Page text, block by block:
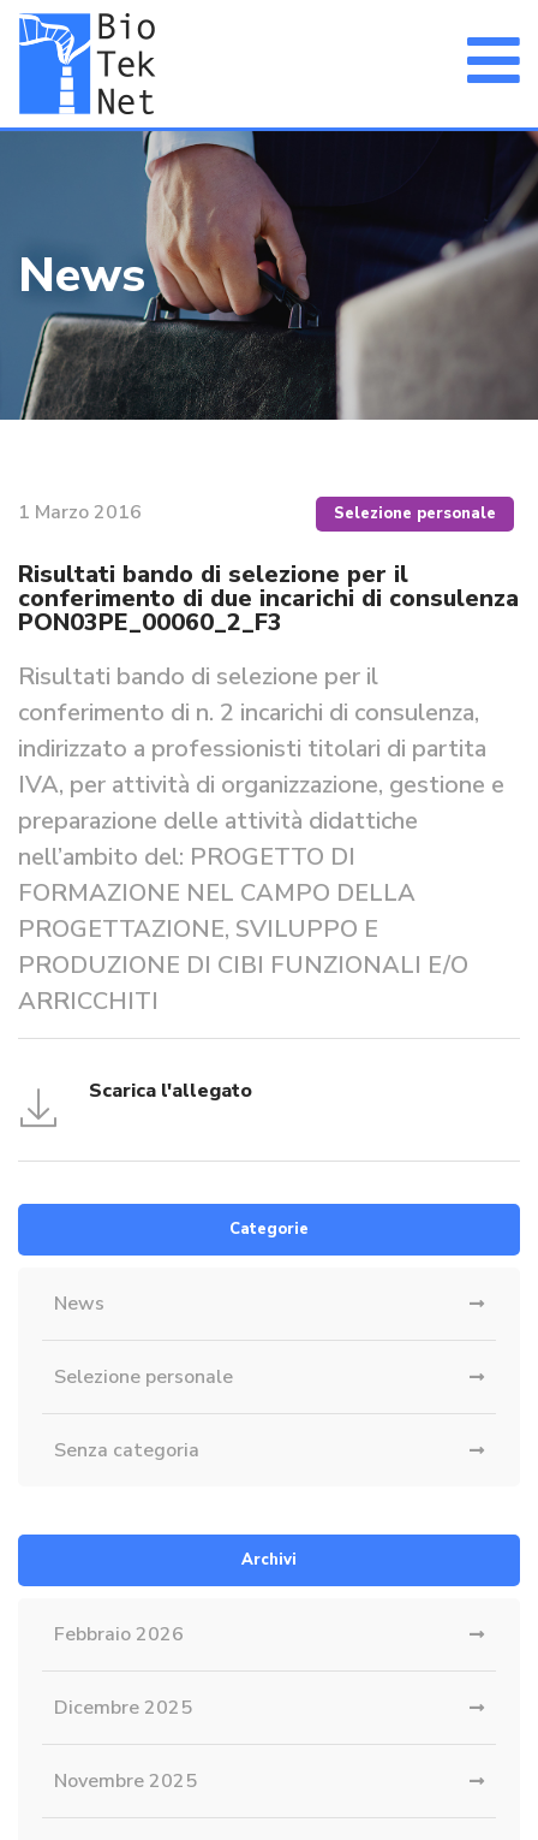
News
1 Marzo 2016 Selezione personale
Risultati bando di selezione per il
conferimento di due incarichi di consulenza
PON03PE_00060_2_F3
Risultati bando di selezione per il
conferimento di n. 2 incarichi di consulenza,
indirizzato a professionisti titolari di partita
IVA, per attività di organizzazione, gestione e
preparazione delle attività didattiche
nell’ambito del: PROGETTO DI
FORMAZIONE NEL CAMPO DELLA
PROGETTAZIONE, SVILUPPO E
PRODUZIONE DI CIBI FUNZIONALI E/O
ARRICCHITI
Scarica l'allegato
Categorie
News
Selezione personale
Senza categoria
Archivi
Febbraio 2026
Dicembre 2025
Novembre 2025